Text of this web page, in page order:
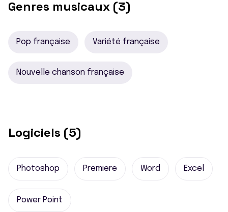
Genres musicaux (3)
Pop française Variété française
Nouvelle chanson française
Logiciels (5)
Photoshop Premiere Word Excel
Power Point